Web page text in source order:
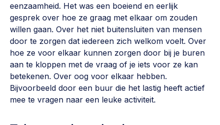
eenzaamheid. Het was een boeiend en eerlijk
gesprek over hoe ze graag met elkaar om zouden
willen gaan. Over het niet buitensluiten van mensen
door te zorgen dat iedereen zich welkom voelt. Over
hoe ze voor elkaar kunnen zorgen door bij je buren
aan te kloppen met de vraag of je iets voor ze kan
betekenen. Over oog voor elkaar hebben.
Bijvoorbeeld door een buur die het lastig heeft actief
mee te vragen naar een leuke activiteit.